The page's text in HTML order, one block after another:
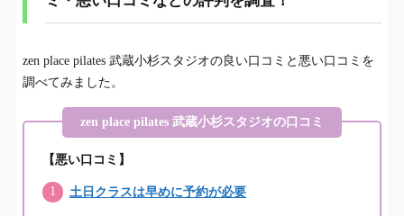
判を10名から調査！
2.
zen place pilates 武蔵小杉スタジオの総合評価
3.
zen place pilates 武蔵小杉スタジオの基本情報
ラム
zen place pilates 武蔵小杉スタジオの良い口コミと悪い口コミを
調べてみました。
zen place pilates 武蔵小杉スタジオの口コミ
【悪い口コミ】
土日クラスは早めに予約が必要